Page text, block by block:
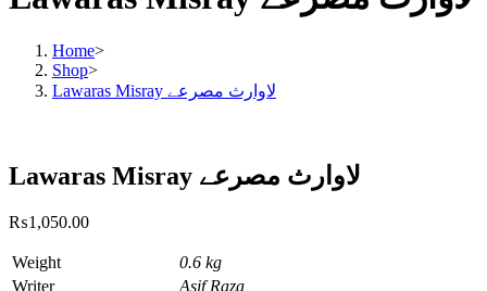
Home>
Shop>
Lawaras Misray لاوارث مصرعے
Lawaras Misray لاوارث مصرعے
₨1,050.00
Weight
0.6 kg
Writer
Asif Raza